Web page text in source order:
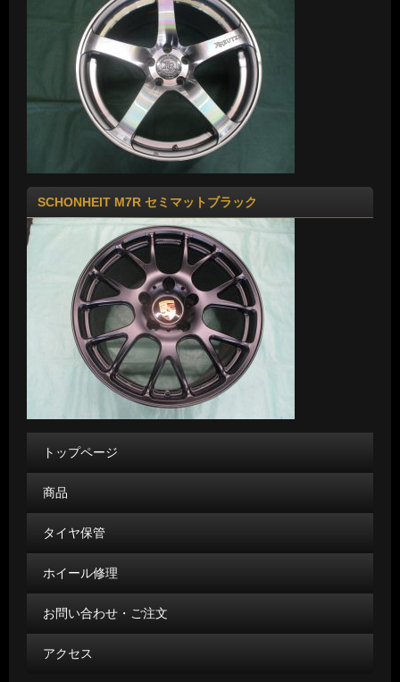
SCHONHEIT M7R セミマットブラック
トップページ
商品
タイヤ保管
ホイール修理
お問い合わせ・ご注文
アクセス